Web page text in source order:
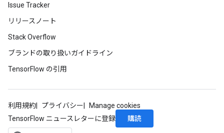
Issue Tracker
リリースノート
Stack Overflow
ブランドの取り扱いガイドライン
TensorFlow の引用
利用規約 プライバシー
Manage cookies
TensorFlow ニュースレターに登録
購読